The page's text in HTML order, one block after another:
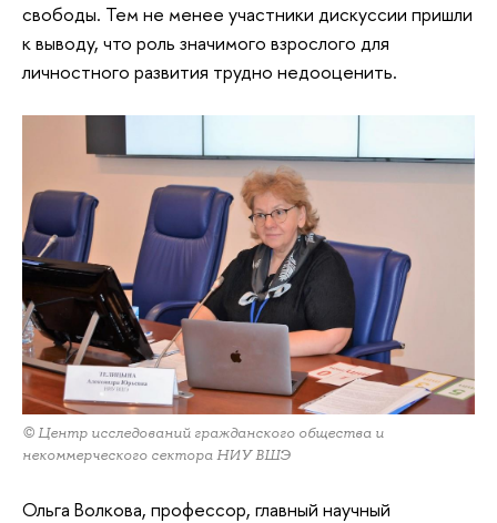
свободы. Тем не менее участники дискуссии пришли
к выводу, что роль значимого взрослого для
личностного развития трудно недооценить.
© Центр исследований гражданского общества и
некоммерческого сектора НИУ ВШЭ
Ольга Волкова, профессор, главный научный